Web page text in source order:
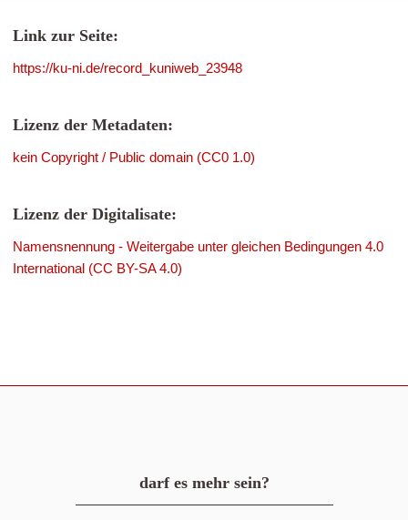
Link zur Seite:
https://ku-ni.de/record_kuniweb_23948
Lizenz der Metadaten:
kein Copyright / Public domain (CC0 1.0)
Lizenz der Digitalisate:
Namensnennung - Weitergabe unter gleichen Bedingungen 4.0
International (CC BY-SA 4.0)
darf es mehr sein?